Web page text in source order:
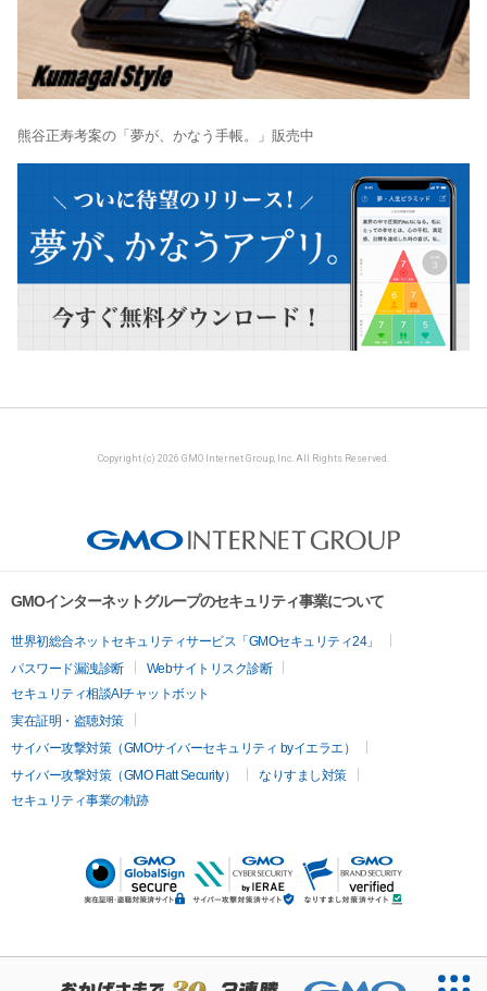
熊谷正寿考案の「夢が、かなう手帳。」販売中
Copyright (c) 2026 GMO Internet Group, Inc. All Rights Reserved.
GMOインターネットグループのセキュリティ事業について
世界初総合ネットセキュリティサービス「GMOセキュリティ24」
パスワード漏洩診断
Webサイトリスク診断
セキュリティ相談AIチャットボット
実在証明・盗聴対策
サイバー攻撃対策（GMOサイバーセキュリティ byイエラエ）
サイバー攻撃対策（GMO Flatt Security）
なりすまし対策
セキュリティ事業の軌跡